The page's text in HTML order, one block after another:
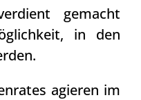
gemacht
in den
agie­ren im